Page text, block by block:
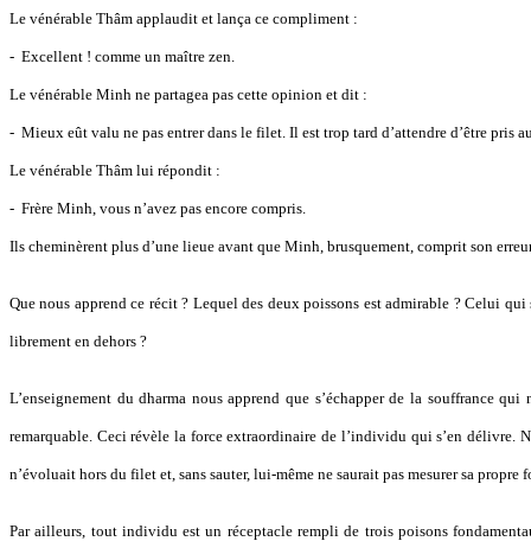
Le vénérable Thâm applaudit et lança ce compliment :
- Excellent ! comme un maître zen.
Le vénérable Minh ne partagea pas cette opinion et dit :
- Mieux eût valu ne pas entrer dans le filet. Il est trop tard d’attendre d’être pris
Le vénérable Thâm lui répondit :
- Frère Minh, vous n’avez pas encore compris.
Ils cheminèrent plus d’une lieue avant que Minh, brusquement, comprit son
Que nous apprend ce récit ? Lequel des deux poissons est admirable ? Celui
librement en dehors ?
L’enseignement du dharma nous apprend que s’échapper de la souffrance
remarquable. Ceci révèle la force extraordinaire de l’individu qui s’en délivre.
n’évoluait hors du filet et, sans sauter, lui-même ne saurait pas mesurer sa propre
Par ailleurs, tout individu est un réceptacle rempli de trois poisons